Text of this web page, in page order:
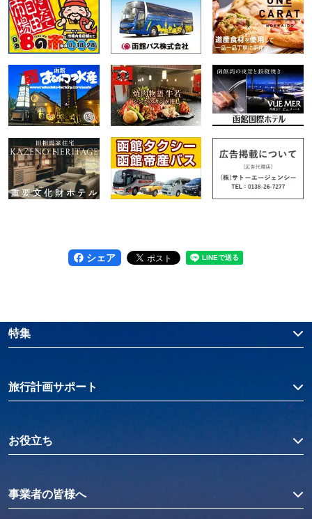
シェア
特集
旅行計画サポート
お役立ち
事業者の皆様へ